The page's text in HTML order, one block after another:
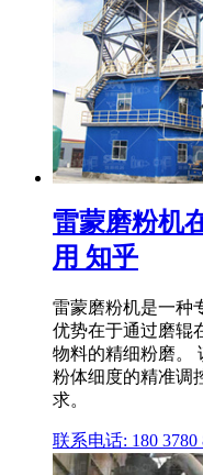
雷蒙磨粉机
用 知乎
雷蒙磨粉机是一种
优势在于通过磨辊
物料的精细粉磨。
粉体细度的精准调
求。
联系电话: 180 3780